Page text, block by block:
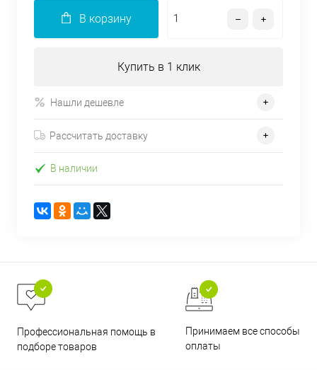
В корзину
Купить в 1 клик
Нашли дешевле
Рассчитать доставку
В наличии
Профессиональная помощь в
подборе товаров
Принимаем все способы
оплаты